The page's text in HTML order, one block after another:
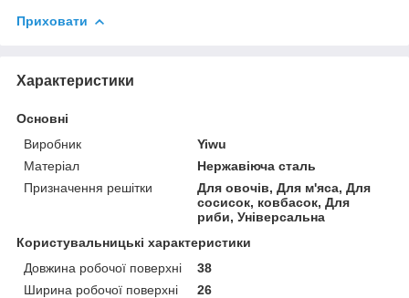
Приховати
Характеристики
Основні
Виробник
Yiwu
Матеріал
Нержавіюча сталь
Призначення решітки
Для овочів, Для м'яса, Для
сосисок, ковбасок, Для
риби, Універсальна
Користувальницькі характеристики
Довжина робочої поверхні
38
Ширина робочої поверхні
26